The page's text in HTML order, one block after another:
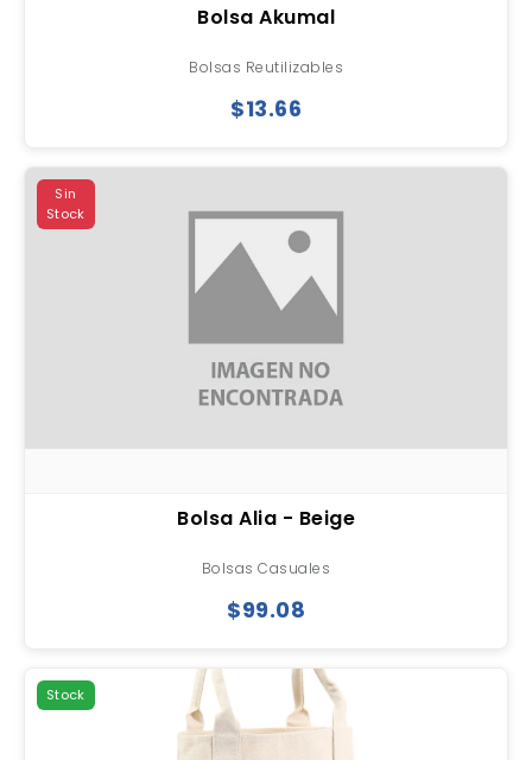
Bolsa Akumal
Bolsas Reutilizables
$13.66
Sin
Stock
Bolsa Alia - Beige
Bolsas Casuales
$99.08
Stock